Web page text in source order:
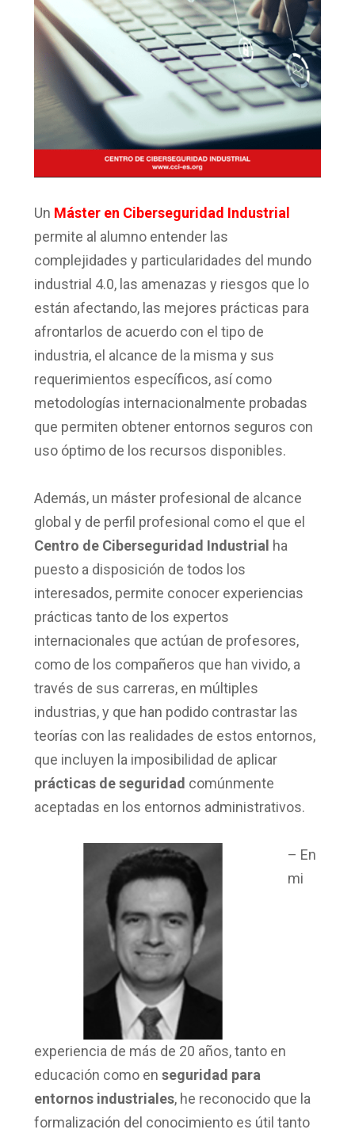
Un Máster en Ciberseguridad Industrial
permite al alumno entender las
complejidades y particularidades del mundo
industrial 4.0, las amenazas y riesgos que lo
están afectando, las mejores prácticas para
afrontarlos de acuerdo con el tipo de
industria, el alcance de la misma y sus
requerimientos específicos, así como
metodologías internacionalmente probadas
que permiten obtener entornos seguros con
uso óptimo de los recursos disponibles.
Además, un máster profesional de alcance
global y de perfil profesional como el que el
Centro de Ciberseguridad Industrial ha
puesto a disposición de todos los
interesados, permite conocer experiencias
prácticas tanto de los expertos
internacionales que actúan de profesores,
como de los compañeros que han vivido, a
través de sus carreras, en múltiples
industrias, y que han podido contrastar las
teorías con las realidades de estos entornos,
que incluyen la imposibilidad de aplicar
prácticas de seguridad comúnmente
aceptadas en los entornos administrativos.
– En
mi
experiencia de más de 20 años, tanto en
educación como en seguridad para
entornos industriales, he reconocido que la
formalización del conocimiento es útil tanto